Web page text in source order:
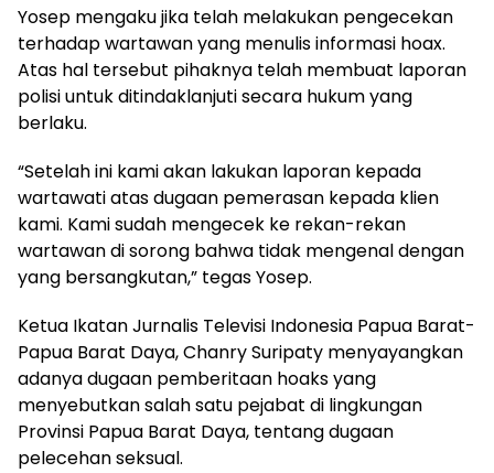
Yosep mengaku jika telah melakukan pengecekan
terhadap wartawan yang menulis informasi hoax.
Atas hal tersebut pihaknya telah membuat laporan
polisi untuk ditindaklanjuti secara hukum yang
berlaku.
“Setelah ini kami akan lakukan laporan kepada
wartawati atas dugaan pemerasan kepada klien
kami. Kami sudah mengecek ke rekan-rekan
wartawan di sorong bahwa tidak mengenal dengan
yang bersangkutan,” tegas Yosep.
Ketua Ikatan Jurnalis Televisi Indonesia Papua Barat-
Papua Barat Daya, Chanry Suripaty menyayangkan
adanya dugaan pemberitaan hoaks yang
menyebutkan salah satu pejabat di lingkungan
Provinsi Papua Barat Daya, tentang dugaan
pelecehan seksual.